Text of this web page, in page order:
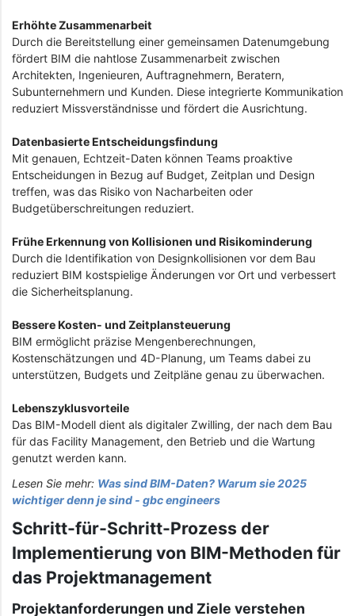
Erhöhte Zusammenarbeit
Durch die Bereitstellung einer gemeinsamen Datenumgebung
fördert BIM die nahtlose Zusammenarbeit zwischen
Architekten, Ingenieuren, Auftragnehmern, Beratern,
Subunternehmern und Kunden. Diese integrierte Kommunikation
reduziert Missverständnisse und fördert die Ausrichtung.
Datenbasierte Entscheidungsfindung
Mit genauen, Echtzeit-Daten können Teams proaktive
Entscheidungen in Bezug auf Budget, Zeitplan und Design
treffen, was das Risiko von Nacharbeiten oder
Budgetüberschreitungen reduziert.
Frühe Erkennung von Kollisionen und Risikominderung
Durch die Identifikation von Designkollisionen vor dem Bau
reduziert BIM kostspielige Änderungen vor Ort und verbessert
die Sicherheitsplanung.
Bessere Kosten- und Zeitplansteuerung
BIM ermöglicht präzise Mengenberechnungen,
Kostenschätzungen und 4D-Planung, um Teams dabei zu
unterstützen, Budgets und Zeitpläne genau zu überwachen.
Lebenszyklusvorteile
Das BIM-Modell dient als digitaler Zwilling, der nach dem Bau
für das Facility Management, den Betrieb und die Wartung
genutzt werden kann.
Lesen Sie mehr: Was sind BIM-Daten? Warum sie 2025
wichtiger denn je sind - gbc engineers
Schritt-für-Schritt-Prozess der
Implementierung von BIM-Methoden für
das Projektmanagement
Projektanforderungen und Ziele verstehen